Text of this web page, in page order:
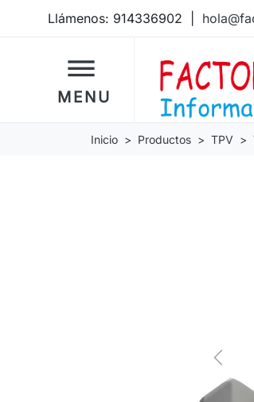
Llámenos: 914336902
dehaze
MENU
Inicio Productos TPV